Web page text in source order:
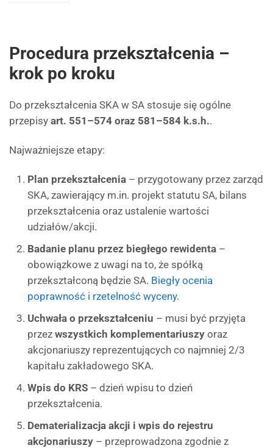
Procedura przekształcenia –
krok po kroku
Do przekształcenia SKA w SA stosuje się ogólne
przepisy art. 551–574 oraz 581–584 k.s.h..
Najważniejsze etapy:
Plan przekształcenia – przygotowany przez zarząd
SKA, zawierający m.in. projekt statutu SA, bilans
przekształcenia oraz ustalenie wartości
udziałów/akcji.
Badanie planu przez biegłego rewidenta –
obowiązkowe z uwagi na to, że spółką
przekształconą będzie SA. Biegły ocenia
poprawność i rzetelność wyceny.
Uchwała o przekształceniu – musi być przyjęta
przez wszystkich komplementariuszy oraz
akcjonariuszy reprezentujących co najmniej 2/3
kapitału zakładowego SKA.
Wpis do KRS – dzień wpisu to dzień
przekształcenia.
Dematerializacja akcji i wpis do rejestru
akcjonariuszy – przeprowadzona zgodnie z